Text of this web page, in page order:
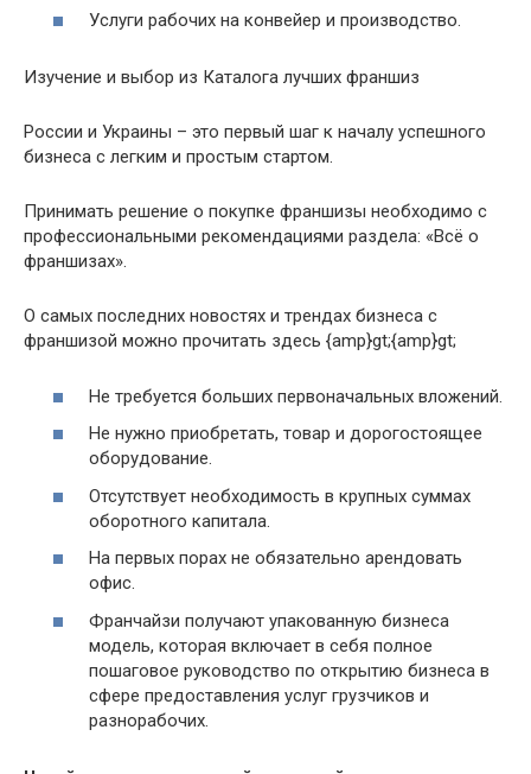
Услуги рабочих на конвейер и производство.
Изучение и выбор из Каталога лучших франшиз
России и Украины – это первый шаг к началу успешного
бизнеса с легким и простым стартом.
Принимать решение о покупке франшизы необходимо с
профессиональными рекомендациями раздела: «Всё о
франшизах».
О самых последних новостях и трендах бизнеса с
франшизой можно прочитать здесь {amp}gt;{amp}gt;
Не требуется больших первоначальных вложений.
Не нужно приобретать, товар и дорогостоящее
оборудование.
Отсутствует необходимость в крупных суммах
оборотного капитала.
На первых порах не обязательно арендовать
офис.
Франчайзи получают упакованную бизнеса
модель, которая включает в себя полное
пошаговое руководство по открытию бизнеса в
сфере предоставления услуг грузчиков и
разнорабочих.